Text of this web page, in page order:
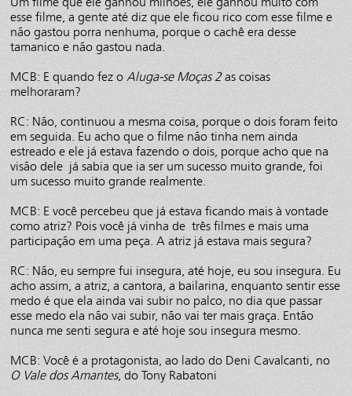
esse filme, a gente até diz que ele ficou rico com esse filme e
não gastou porra nenhuma, porque o cachê era desse
tamanico e não gastou nada.
MCB: E quando fez oAluga-se Moças 2as coisas
melhoraram?
RC: Não, continuou a mesma coisa, porque o dois foram feito
em seguida. Eu acho que o filme não tinha nem ainda
estreado e ele já estava fazendo o dois, porque acho que na
visão dele já sabia que ia ser um sucesso muito grande, foi
um sucesso muito grande realmente.
MCB: E você percebeu que já estava ficando mais à vontade
como atriz? Pois você já vinha de três filmes e mais uma
participação em uma peça. A atriz já estava mais segura?
RC: Não, eu sempre fui insegura, até hoje, eu sou insegura. Eu
acho assim, a atriz, a cantora, a bailarina, enquanto sentir esse
medo é que ela ainda vai subir no palco, no dia que passar
esse medo ela não vai subir, não vai ter mais graça. Então
nunca me senti segura e até hoje sou insegura mesmo.
MCB: Você é a protagonista, ao lado do Deni Cavalcanti, no
O Vale dos Amantes, do Tony Rabatoni